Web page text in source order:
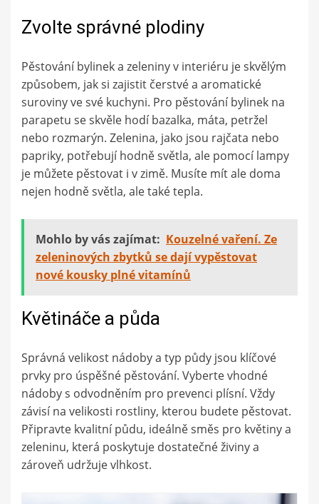
Zvolte správné plodiny
Pěstování bylinek a zeleniny v interiéru je skvělým
způsobem, jak si zajistit čerstvé a aromatické
suroviny ve své kuchyni. Pro pěstování bylinek na
parapetu se skvěle hodí bazalka, máta, petržel
nebo rozmarýn. Zelenina, jako jsou rajčata nebo
papriky, potřebují hodně světla, ale pomocí lampy
je můžete pěstovat i v zimě. Musíte mít ale doma
nejen hodně světla, ale také tepla.
Mohlo by vás zajímat: Kouzelné vaření. Ze
zeleninových zbytků se dají vypěstovat
nové kousky plné vitamínů
Květináče a půda
Správná velikost nádoby a typ půdy jsou klíčové
prvky pro úspěšné pěstování. Vyberte vhodné
nádoby s odvodněním pro prevenci plísní. Vždy
závisí na velikosti rostliny, kterou budete pěstovat.
Připravte kvalitní půdu, ideálně směs pro květiny a
zeleninu, která poskytuje dostatečné živiny a
zároveň udržuje vlhkost.